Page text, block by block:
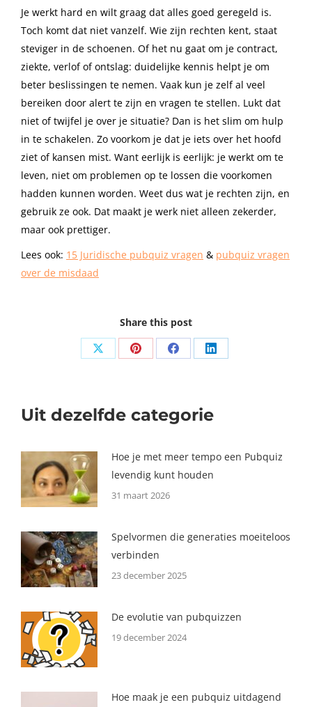
Je werkt hard en wilt graag dat alles goed geregeld is.
Toch komt dat niet vanzelf. Wie zijn rechten kent, staat
steviger in de schoenen. Of het nu gaat om je contract,
ziekte, verlof of ontslag: duidelijke kennis helpt je om
beter beslissingen te nemen. Vaak kun je zelf al veel
bereiken door alert te zijn en vragen te stellen. Lukt dat
niet of twijfel je over je situatie? Dan is het slim om hulp
in te schakelen. Zo voorkom je dat je iets over het hoofd
ziet of kansen mist. Want eerlijk is eerlijk: je werkt om te
leven, niet om problemen op te lossen die voorkomen
hadden kunnen worden. Weet dus wat je rechten zijn, en
gebruik ze ook. Dat maakt je werk niet alleen zekerder,
maar ook prettiger.
Lees ook: 15 Juridische pubquiz vragen & pubquiz vragen
over de misdaad
Share this post
Share Share Share Share
Uit dezelfde categorie
Hoe je met meer tempo een Pubquiz
levendig kunt houden
31 maart 2026
Spelvormen die generaties moeiteloos
verbinden
23 december 2025
De evolutie van pubquizzen
19 december 2024
Hoe maak je een pubquiz uitdagend